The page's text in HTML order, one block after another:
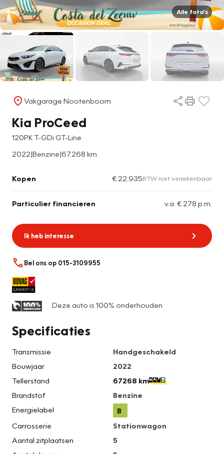
Alle foto's
Vakgarage Nootenboom
Kia ProCeed
120PK T-GDi GT-Line
2022|Benzine|67.268 km
Kopen € 22.935BTW niet verrekenbaar
Particulier financieren v.a. € 278 p.m.
Ik heb interesse
Bel ons op 015-3109955
Deze auto is 100% onderhouden
Specificaties
Transmissie
Handgeschakeld
Bouwjaar
2022
Tellerstand
67268 km
Brandstof
Benzine
Energielabel
B
Carrosserie
Stationwagon
Aantal zitplaatsen
5